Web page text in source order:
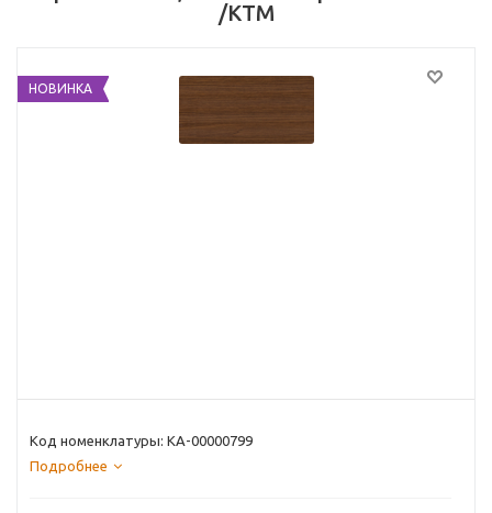
/КТМ
НОВИНКА
Код номенклатуры: КА-00000799
Подробнее